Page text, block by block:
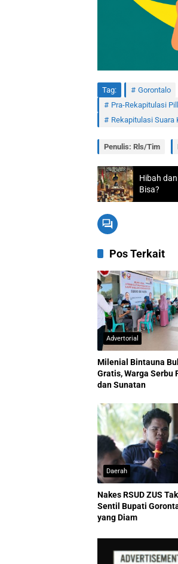
Tag: Gorontalo
Pra-Rekapitulasi
Rekapitulasi Suara
Penulis: Rls/Tim
Hibah
Bisa?
Pos Terkait
Advertorial
Milenial Bintauna
Gratis, Warga Serbu
dan Sunatan
Daerah
Nakes RSUD ZUS
Sentil Bupati
yang Diam